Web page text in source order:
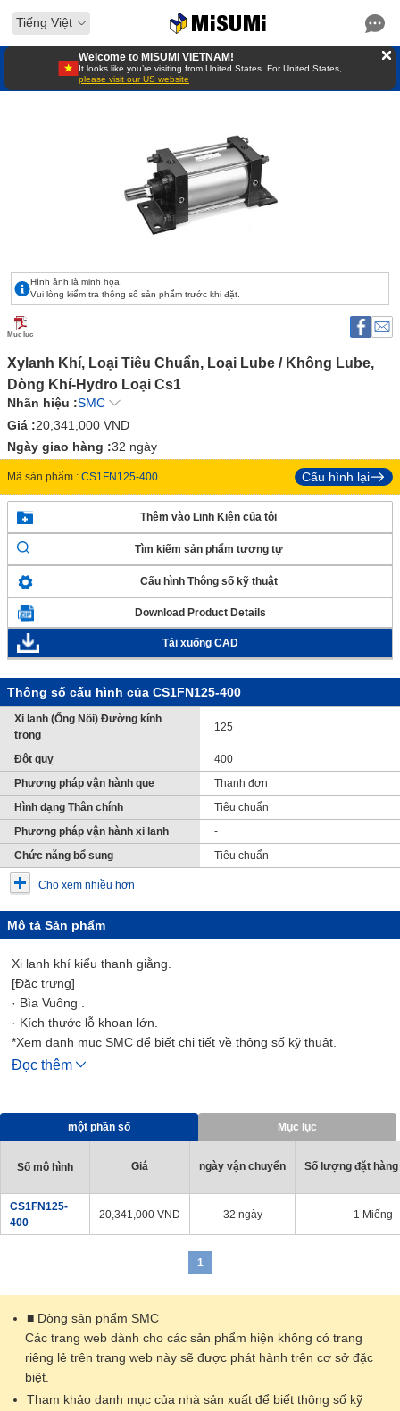
Tiếng Việt
Welcome to MISUMI VIETNAM!
It looks like you’re visiting from United States. For United States,
please visit our US website
Hình ảnh là minh họa.
Vui lòng kiểm tra thông số sản phẩm trước khi đặt.
Mục lục
Xylanh Khí, Loại Tiêu Chuẩn, Loại Lube / Không Lube,
Dòng Khí-Hydro Loại Cs1
Nhãn hiệu :SMC
Giá :20,341,000 VND
Ngày giao hàng :32 ngày
Mã sản phẩm : CS1FN125-400 Cấu hình lại
Thêm vào Linh Kiện của tôi
Tìm kiếm sản phẩm tương tự
Cấu hình Thông số kỹ thuật
Download Product Details
Tải xuống CAD
Thông số cấu hình của CS1FN125-400
Xi lanh (Ống Nối) Đường kính
trong
125
Đột quỵ
400
Phương pháp vận hành que
Thanh đơn
Hình dạng Thân chính
Tiêu chuẩn
Phương pháp vận hành xi lanh
-
Chức năng bổ sung
Tiêu chuẩn
Cho xem nhiều hơn
Mô tả Sản phẩm
Xi lanh khí kiểu thanh giằng.
[Đặc trưng]
· Bìa Vuông .
· Kích thước lỗ khoan lớn.
*Xem danh mục SMC để biết chi tiết về thông số kỹ thuật.
* Hình ảnh sản phẩm là hình ảnh đại diện. Dữ liệu CAD không
Đọc thêm
một phần số Mục lục
Số mô hình Giá ngày vận chuyển Số lượng đặt
CS1FN125-
400
20,341,000 VND 32 ngày 1 Miếng
1
■ Dòng sản phẩm SMC
Các trang web dành cho các sản phẩm hiện không có trang
riêng lẻ trên trang web này sẽ được phát hành trên cơ sở đặc
biệt.
Tham khảo danh mục của nhà sản xuất để biết thông số kỹ